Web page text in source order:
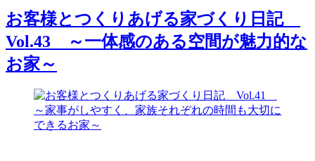
お客様とつくりあげる家づくり日記
Vol.43 ～一体感のある空間が魅力的な
お家～